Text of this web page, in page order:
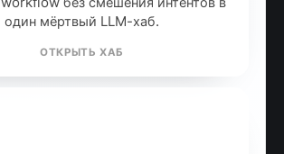
один мёртвый LLM-хаб.
ОТКРЫТЬ ХАБ